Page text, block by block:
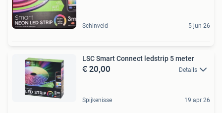
Schinveld 5 jun 26
LSC Smart Connect ledstrip 5 meter
€ 20,00 Details
Spijkenisse 19 apr 26